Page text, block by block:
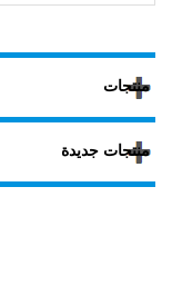
منتجات
منتجات جديدة